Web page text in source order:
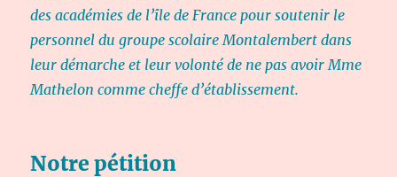
des académies de l’île de France pour soutenir le
personnel du groupe scolaire Montalembert dans
leur démarche et leur volonté de ne pas avoir Mme
Mathelon comme cheffe d’établissement.
Notre pétition